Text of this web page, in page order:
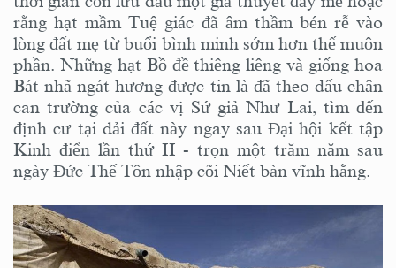
rằng hạt mầm Tuệ giác đã âm thầm bén rễ vào
lòng đất mẹ từ buổi bình minh sớm hơn thế muôn
phần. Những hạt Bồ đề thiêng liêng và giống hoa
Bát nhã ngát hương được tin là đã theo dấu chân
can trường của các vị Sứ giả Như Lai, tìm đến
định cư tại dải đất này ngay sau Đại hội kết tập
Kinh điển lần thứ II - trọn một trăm năm sau
ngày Đức Thế Tôn nhập cõi Niết bàn vĩnh hằng.